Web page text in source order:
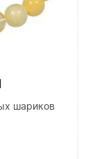
шариков